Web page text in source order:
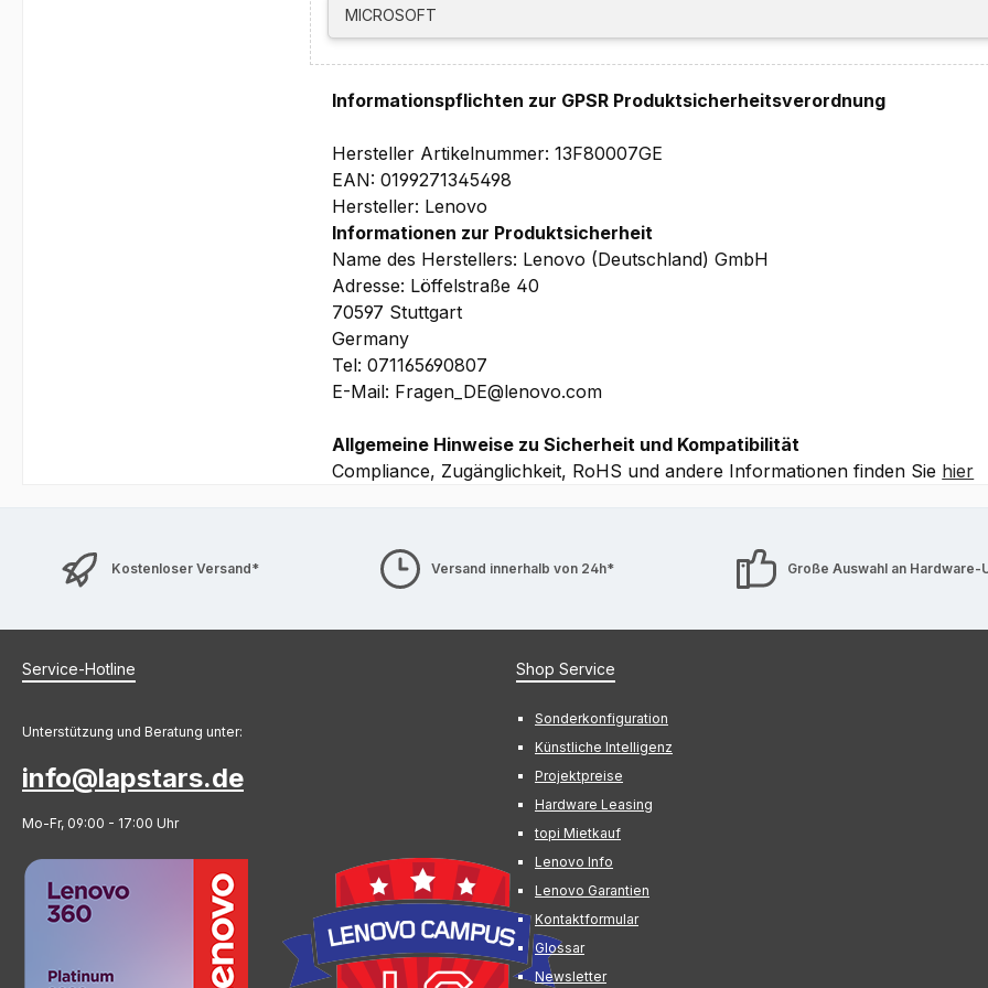
Netzteil:
135 Watt (Fixed), 90% PSU
Luna Grey
Windows 11 Pro 64
Größe und Gewicht:
539.5 x 192.1 x 431.17 mm (BxTxH)
6.0 kg
All-in-One (Komplettlösung)
Garantie:
1 Jahr Depot/Bring-In Herstellergarantie
Bilder und technische Details ohne Gewähr.
MICROSOFT
Informationspflichten zur GPSR Produktsicherheitsverordnung
Hersteller Artikelnummer: 13F80007GE
EAN: 0199271345498
Hersteller: Lenovo
Informationen zur Produktsicherheit
Name des Herstellers: Lenovo (Deutschland) GmbH
Adresse: Löffelstraße 40
70597 Stuttgart
Germany
Tel: 071165690807
E-Mail: Fragen_DE@lenovo.com
Allgemeine Hinweise zu Sicherheit und Kompatibilität
Compliance, Zugänglichkeit, RoHS und andere Informationen finden Sie hier
Kostenloser Versand* Versand innerhalb von 24h* Große Auswahl an Hardware-
Service-Hotline
Unterstützung und Beratung unter:
info@lapstars.de
Mo-Fr, 09:00 - 17:00 Uhr
Shop Service
Sonderkonfiguration
Künstliche Intelligenz
Projektpreise
Hardware Leasing
topi Mietkauf
Lenovo Info
Lenovo Garantien
Kontaktformular
Glossar
Newsletter